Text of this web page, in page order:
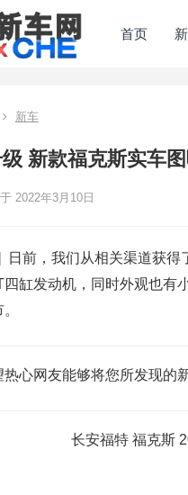
首页
新车
新款福克斯实车
2022年3月10日
日前，我们从相关渠道获
缸发动机，同时外观也有
热心网友能够将您所发现的